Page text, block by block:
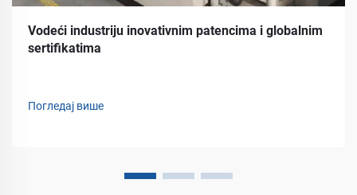
Vodeći industriju inovativnim patencima i globalnim
sertifikatima
Погледај више